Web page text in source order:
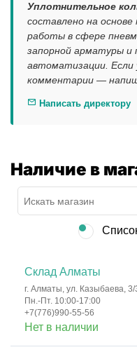
Уплотнительное
составлено на
работы в сфере
запорной арматуры
автоматизации. Если
комментарии —
Написать директору
Наличие в
Склад Алматы
г. Алматы, ул. Казыбаева, 3/
Пн.-Пт. 10:00-17:00
+7(776)990-55-56
Нет в наличии